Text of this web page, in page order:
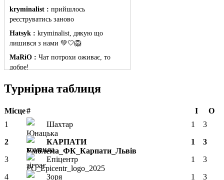
kryminalist : прийшлось
реєструватись заново
Hatsyk : kryminalist, дякую що
лишився з нами 💚🤍🦁
MaRiO : Чат потрохи оживає, то
добре!
Hatsyk :Все буде добре
Torsida_LEMBERG_1963 :
привіт, знову з вами)
Hatsyk :Torsida_LEMBERG_1963 ,
радий вітати 🙌 🦁
SVAT :Всім привіт! Я так розумію
старий сайт пішов разом з акаунтом і
потрібно заново реєструватися?
Турнірна таблиця
Місце# І
О
1
Шахтар 1 3
2 КАРПАТИ 1 3
3 Епіцентр 1 3
4 Зоря 1 3